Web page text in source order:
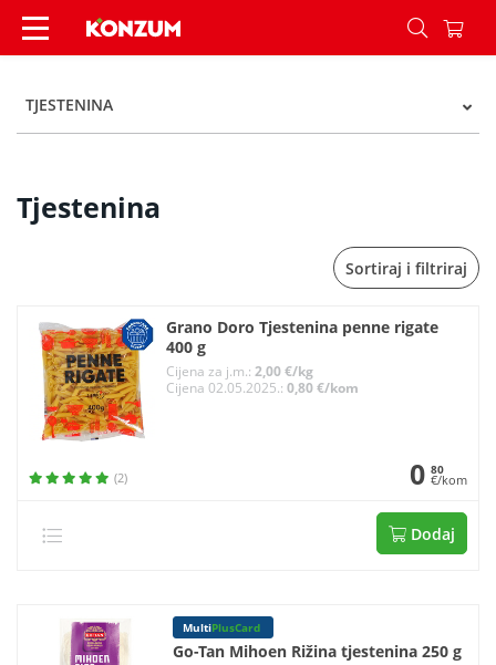
Tjestenina - Kategorije - Konzum
TJESTENINA
Tjestenina
Sortiraj i filtriraj
Grano Doro Tjestenina penne rigate
400 g
Cijena za j.m.:2,00 €/kg
Cijena 02.05.2025.:0,80 €/kom
(2) 0 80
€/kom
Dodaj
MultiPlusCard
Go-Tan Mihoen Rižina tjestenina 250 g